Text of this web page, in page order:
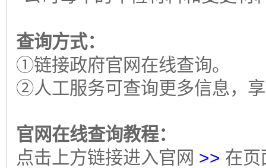
查询方式：
①链接政府官网在线查询。
②人工服务可查询更多信息，
官网在线查询教程：
点击上方链接进入官网 >> 在页